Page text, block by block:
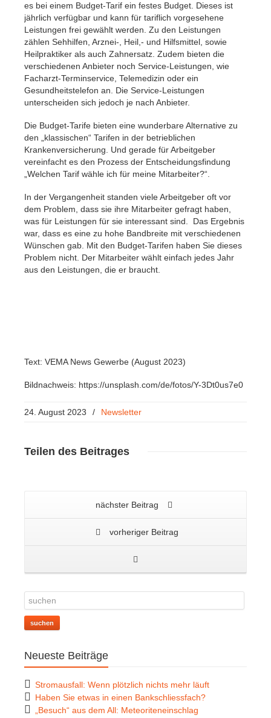
es bei einem Budget-Tarif ein festes Budget. Dieses ist
jährlich verfügbar und kann für tariflich vorgesehene
Leistungen frei gewählt werden. Zu den Leistungen
zählen Sehhilfen, Arznei-, Heil,- und Hilfsmittel, sowie
Heilpraktiker als auch Zahnersatz. Zudem bieten die
verschiedenen Anbieter noch Service-Leistungen, wie
Facharzt-Terminservice, Telemedizin oder ein
Gesundheitstelefon an. Die Service-Leistungen
unterscheiden sich jedoch je nach Anbieter.
Die Budget-Tarife bieten eine wunderbare Alternative zu
den „klassischen“ Tarifen in der betrieblichen
Krankenversicherung. Und gerade für Arbeitgeber
vereinfacht es den Prozess der Entscheidungsfindung
„Welchen Tarif wähle ich für meine Mitarbeiter?“.
In der Vergangenheit standen viele Arbeitgeber oft vor
dem Problem, dass sie ihre Mitarbeiter gefragt haben,
was für Leistungen für sie interessant sind. Das Ergebnis
war, dass es eine zu hohe Bandbreite mit verschiedenen
Wünschen gab. Mit den Budget-Tarifen haben Sie dieses
Problem nicht. Der Mitarbeiter wählt einfach jedes Jahr
aus den Leistungen, die er braucht.
Text: VEMA News Gewerbe (August 2023)
Bildnachweis: https://unsplash.com/de/fotos/Y-3Dt0us7e0
24. August 2023 / Newsletter
Teilen des Beitrages
nächster Beitrag
vorheriger Beitrag
suchen
Neueste Beiträge
Stromausfall: Wenn plötzlich nichts mehr läuft
Haben Sie etwas in einen Bankschliessfach?
„Besuch“ aus dem All: Meteoriteneinschlag